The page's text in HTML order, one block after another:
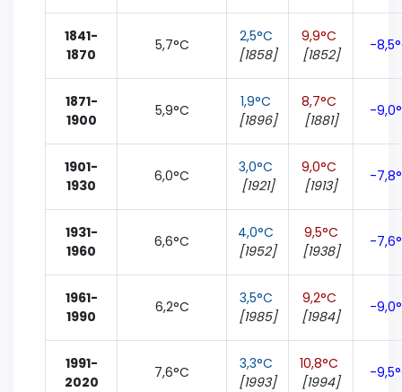
1841-
1870
5,7°C
2,5°C
[1858]
9,9°C
[1852]
-
1871-
1900
5,9°C
1,9°C
[1896]
8,7°C
[1881]
-
1901-
1930
6,0°C
3,0°C
[1921]
9,0°C
[1913]
-
1931-
1960
6,6°C
4,0°C
[1952]
9,5°C
[1938]
-
1961-
1990
6,2°C
3,5°C
[1985]
9,2°C
[1984]
-
1991-
2020
7,6°C
3,3°C
[1993]
10,8°C
[1994]
-